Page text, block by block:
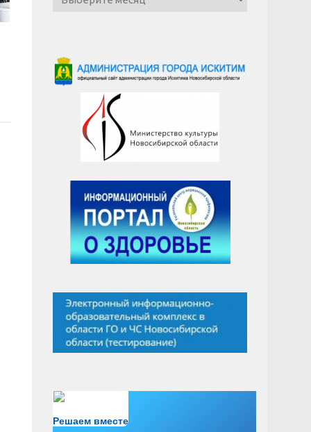
новостей
Решаем вместе